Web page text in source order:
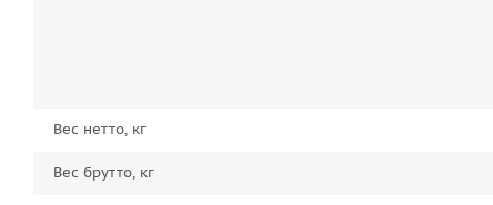
Вес нетто, кг
Вес брутто, кг